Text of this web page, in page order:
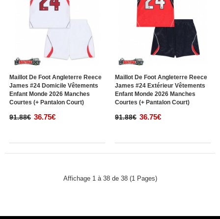
Maillot De Foot Angleterre Reece
James #24 Domicile Vêtements
Enfant Monde 2026 Manches
Courtes (+ Pantalon Court)
91.88€ 36.75€
Maillot De Foot Angleterre Reece
James #24 Extérieur Vêtements
Enfant Monde 2026 Manches
Courtes (+ Pantalon Court)
91.88€ 36.75€
Affichage 1 à 38 de 38 (1 Pages)